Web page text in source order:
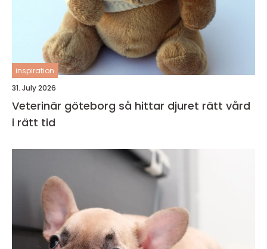
inspiration
31. July 2026
Veterinär göteborg så hittar djuret rätt vård
i rätt tid